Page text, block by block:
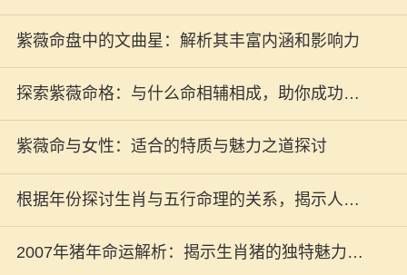
紫薇命盘中的文曲星：解析其丰富内涵和影响力
探索紫薇命格：与什么命相辅相成，助你成功人
生之路
紫薇命与女性：适合的特质与魅力之道探讨
根据年份探讨生肖与五行命理的关系，揭示人生
秘密！
2007年猪年命运解析：揭示生肖猪的独特魅力与